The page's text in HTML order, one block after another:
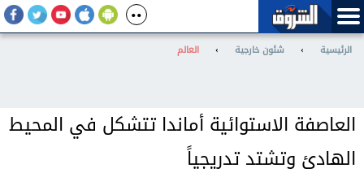
الرئيسية › شئون خارجية › العالم
العاصفة الاستوائية أماندا تتشكل في المحيط
الهادئ وتشتد تدريجياً